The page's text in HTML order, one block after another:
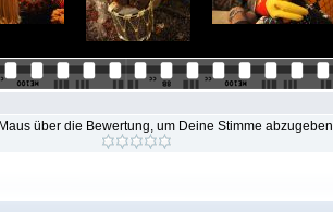
über die Bewertung, um Deine Stimme abzugeben